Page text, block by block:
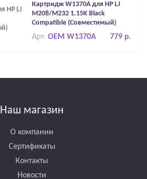
Картридж W1370A для HP LJ
M208/M232 1.15K Black
Compatible (Совместимый)
779 р.
Арт: OEM W1370A
Наш магазин
О компании
Сертификаты
Контакты
Новости